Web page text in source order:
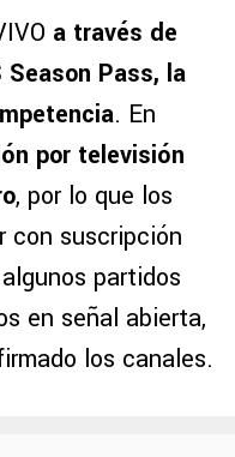
a través de
Pass, la
. En
por televisión
, por lo que los
con suscripción
partidos
en señal abierta,
los canales.